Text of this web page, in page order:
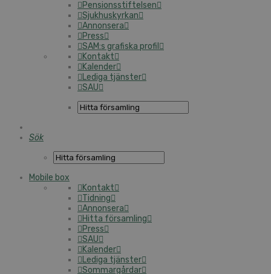
Pensionsstiftelsen
Sjukhuskyrkan
Annonsera
Press
SAM:s grafiska profil
Kontakt
Kalender
Lediga tjänster
SAU
Sök
Mobile box
Kontakt
Tidning
Annonsera
Hitta församling
Press
SAU
Kalender
Lediga tjänster
Sommargårdar